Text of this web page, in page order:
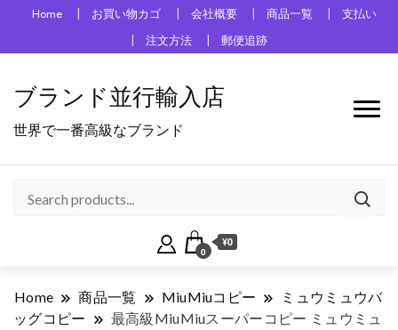
Home お買い物カゴ 会社概要 商品一覧
支払い
注文方法
郵便追跡
ブランド並行輸入店
世界で一番高級なブランド
0
¥0
Home 商品一覧 MiuMiuコピー
ミュウミュウバ
ッグコピー
最高級MiuMiuスーパーコピー ミュウミュ